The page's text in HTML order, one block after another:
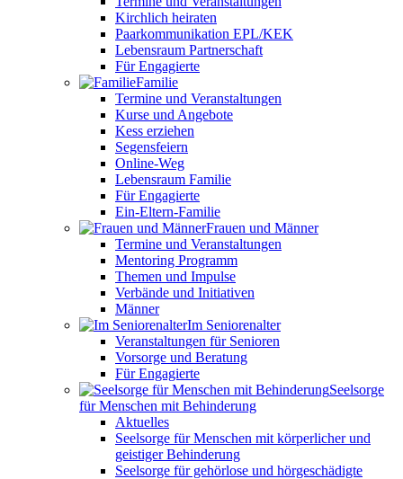
Kirchlich heiraten
Paarkommunikation EPL/KEK
Lebensraum Partnerschaft
Für Engagierte
Familie
Termine und Veranstaltungen
Kurse und Angebote
Kess erziehen
Segensfeiern
Online-Weg
Lebensraum Familie
Für Engagierte
Ein-Eltern-Familie
Frauen und Männer
Termine und Veranstaltungen
Mentoring Programm
Themen und Impulse
Verbände und Initiativen
Männer
Im Seniorenalter
Veranstaltungen für Senioren
Vorsorge und Beratung
Für Engagierte
Seelsorge
für Menschen mit Behinderung
Aktuelles
Seelsorge für Menschen mit körperlicher und
geistiger Behinderung
Seelsorge für gehörlose und hörgeschädigte